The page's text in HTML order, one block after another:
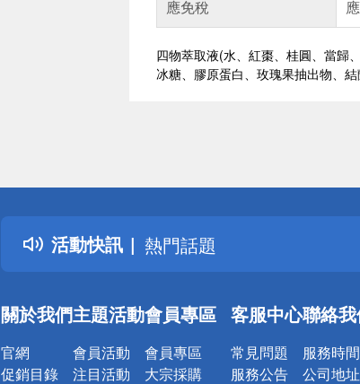
應免稅
四物萃取液(水、紅棗、桂圓、當歸
冰糖、膠原蛋白、玫瑰果抽出物、
活動快訊
詐騙網頁！請小心！
得獎公告
熱門話題
銀行優惠
詐騙網頁！請小心！
關於我們
官網
促銷目錄
主題活動
會員活動
注目活動
會員專區
會員專區
大宗採購
客服中心
常見問題
服務公告
聯絡
服務時間
公司地址